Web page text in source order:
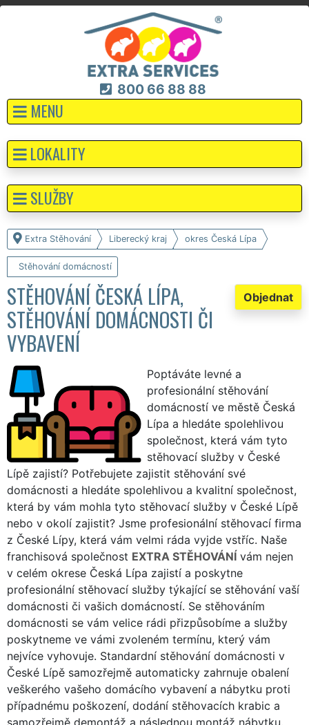
800 66 88 88
MENU
Extra Stěhování Liberecký kraj okres Česká Lípa
Stěhování domácností
Objednat
STĚHOVÁNÍ ČESKÁ LÍPA,
STĚHOVÁNÍ DOMÁCNOSTI ČI
VYBAVENÍ
Poptáváte levné a
profesionální stěhování
domácností ve městě Česká
Lípa a hledáte spolehlivou
společnost, která vám tyto
stěhovací služby v České
Lípě zajistí? Potřebujete zajistit stěhování své
domácnosti a hledáte spolehlivou a kvalitní společnost,
která by vám mohla tyto stěhovací služby v České Lípě
nebo v okolí zajistit? Jsme profesionální stěhovací firma
z České Lípy, která vám velmi ráda vyjde vstříc. Naše
franchisová společnost EXTRA STĚHOVÁNÍ vám nejen
v celém okrese Česká Lípa zajistí a poskytne
profesionální stěhovací služby týkající se stěhování vaší
domácnosti či vašich domácností. Se stěhováním
domácnosti se vám velice rádi přizpůsobíme a služby
poskytneme ve vámi zvoleném termínu, který vám
nejvíce vyhovuje. Standardní stěhování domácnosti v
České Lípě samozřejmě automaticky zahrnuje obalení
veškerého vašeho domácího vybavení a nábytku proti
případnému poškození, dodání stěhovacích krabic a
samozřejmě demontáž a následnou montáž nábytku.
LOKALITY
SLUŽBY